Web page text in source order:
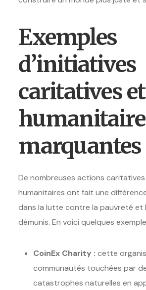
Exemples
d’initiatives
caritatives et
marquantes
De nombreuses actions
humanitaires ont fait une
dans la lutte contre la pauvreté et
démunis. En voici quelques
CoinEx Charity : cette
communautés touchées par
catastrophes naturelles en